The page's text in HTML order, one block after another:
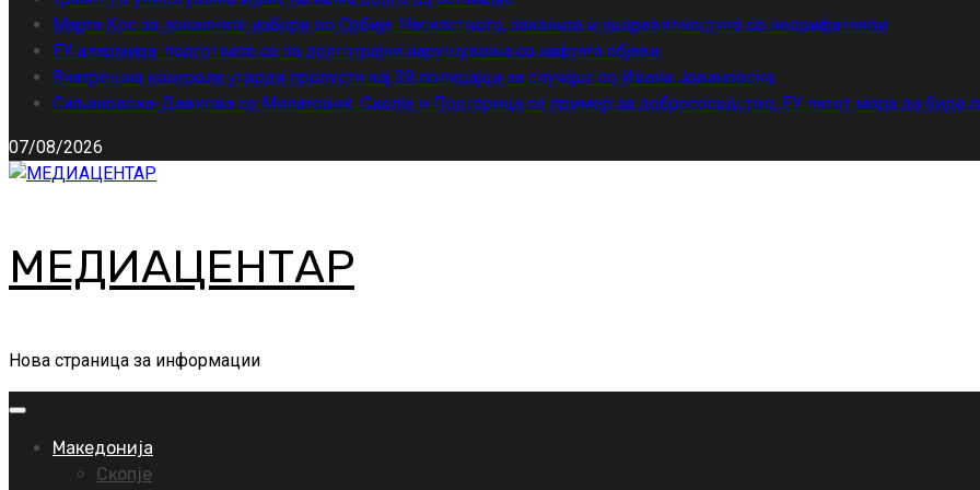
Марта Кос за локалните избори во Србија: Насилството, заканите и неправилностите се неприфатливи
ЕУ алармира: подгответе се за долготрајни нарушувања со нафтата објави
Внатрешна контрола утврди пропусти кај 39 полицајци за случајот со Ивана Јовановска
Сиљановска-Давкова со Милатовиќ: Скопје и Подгорица се пример за добрососедство, ЕУ патот мора да биде
07/08/2026
МЕДИАЦЕНТАР
Нова страница за информации
Primary
Македонија
Скопје